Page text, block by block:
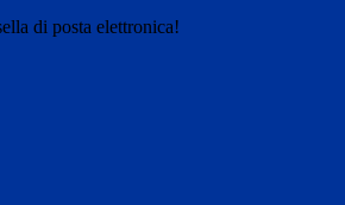
di posta elettronica!